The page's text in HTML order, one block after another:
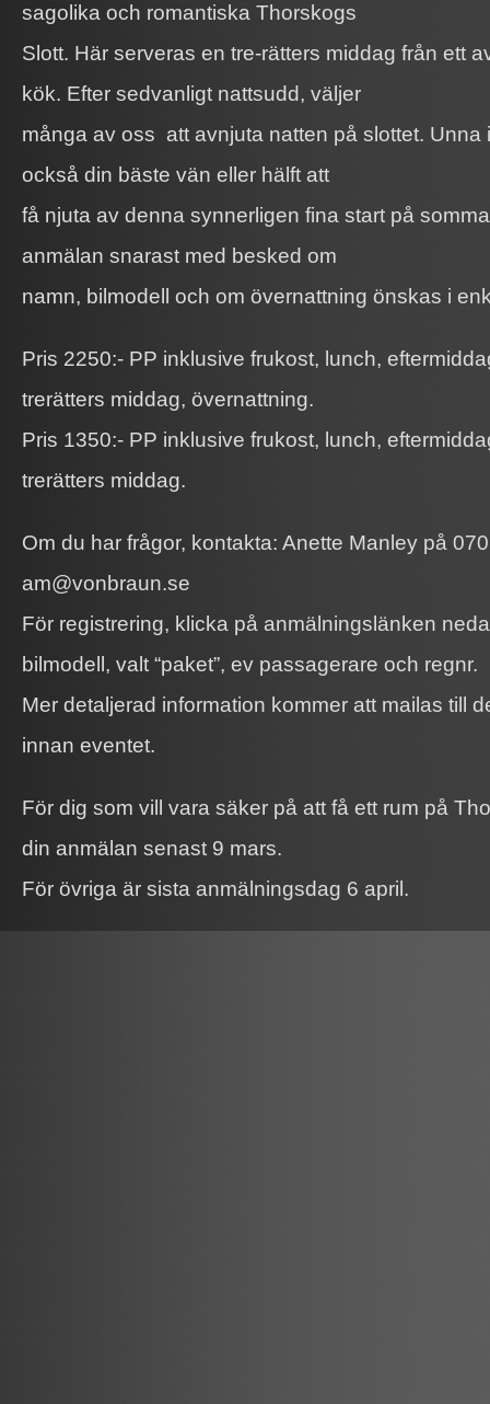
sagolika och romantiska Thorskogs
Slott. Här serveras en tre-rätters middag från ett
kök. Efter sedvanligt nattsudd, väljer
många av oss att avnjuta natten på slottet. Unna
också din bäste vän eller hälft att
få njuta av denna synnerligen fina start på
anmälan snarast med besked om
namn, bilmodell och om övernattning önskas i
Pris 2250:- PP inklusive frukost, lunch,
trerätters middag, övernattning.
Pris 1350:- PP inklusive frukost, lunch,
trerätters middag.
Om du har frågor, kontakta: Anette Manley på
am@vonbraun.se
För registrering, klicka på anmälningslänken
bilmodell, valt “paket”, ev passagerare och regnr.
Mer detaljerad information kommer att mailas till
innan eventet.
För dig som vill vara säker på att få ett rum på
din anmälan senast 9 mars.
För övriga är sista anmälningsdag 6 april.